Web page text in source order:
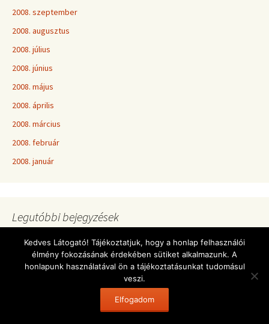
2008. szeptember
2008. augusztus
2008. július
2008. június
2008. május
2008. április
2008. március
2008. február
2008. január
Legutóbbi bejegyzések
Maroslelei Könyvtárosnapról
Maroslelei TOTÓ
Meghívó a Maroslelei Könyvtárosnapra
Pályázati kiírás a kecskeméti vándorgyűlésre!
Kedves Látogató! Tájékoztatjuk, hogy a honlap felhasználói
élmény fokozásának érdekében sütiket alkalmazunk. A
honlapunk használatával ön a tájékoztatásunkat tudomásul
veszi.
Elfogadom